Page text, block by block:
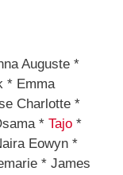
Auguste *
* Emma
Charlotte *
* Tajo *
Eowyn *
* James